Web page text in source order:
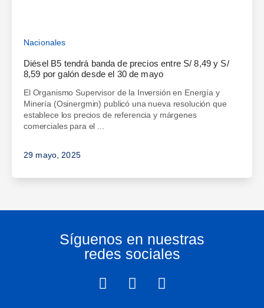
Nacionales
Diésel B5 tendrá banda de precios entre S/ 8,49 y S/
8,59 por galón desde el 30 de mayo
El Organismo Supervisor de la Inversión en Energía y
Minería (Osinergmin) publicó una nueva resolución que
establece los precios de referencia y márgenes
comerciales para el ...
29 mayo, 2025
Síguenos en nuestras
redes sociales